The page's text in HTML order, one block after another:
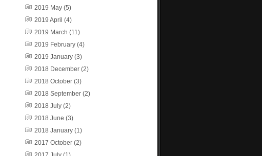
2019 May (5)
2019 April (4)
2019 March (11)
2019 February (4)
2019 January (3)
2018 December (2)
2018 October (3)
2018 September (2)
2018 July (2)
2018 June (3)
2018 January (1)
2017 October (2)